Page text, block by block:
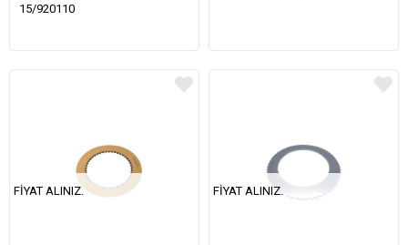
15/920110
FIYAT ALINIZ. FIYAT ALINIZ.